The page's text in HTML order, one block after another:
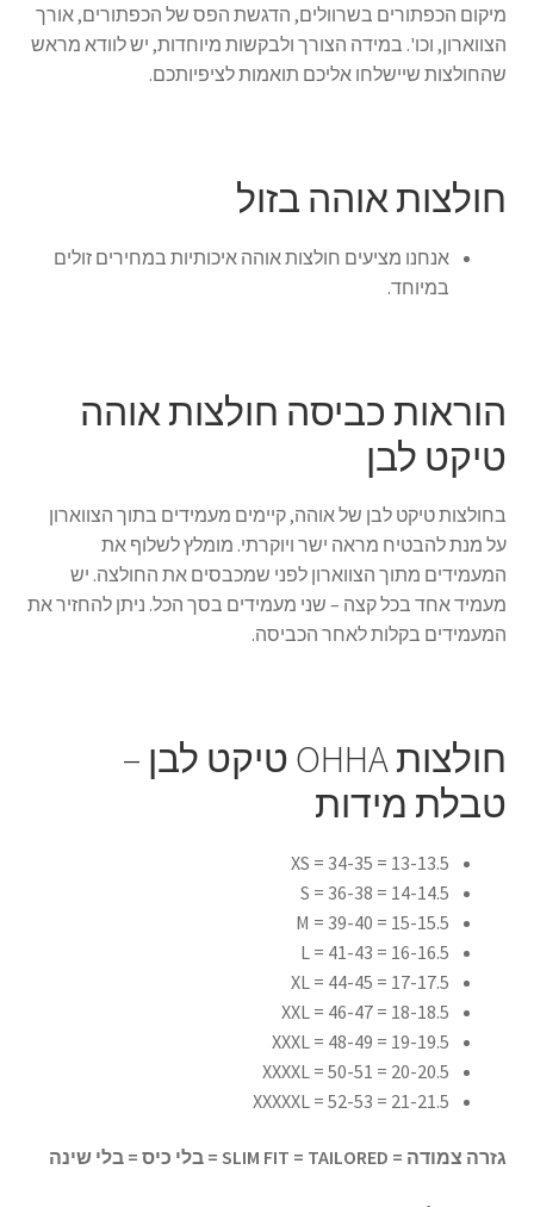
מיקום הכפתורים בשרוולים, הדגשת הפס של הכפתורים, אורך
הצווארון, וכו'. במידה הצורך ולבקשות מיוחדות, יש לוודא מראש
שהחולצות שיישלחו אליכם תואמות לציפיותכם.
חולצות אוהה בזול
אנחנו מציעים חולצות אוהה איכותיות במחירים זולים
במיוחד.
הוראות כביסה חולצות אוהה
טיקט לבן
בחולצות טיקט לבן של אוהה, קיימים מעמידים בתוך הצווארון
על מנת להבטיח מראה ישר ויוקרתי. מומלץ לשלוף את
המעמידים מתוך הצווארון לפני שמכבסים את החולצה. יש
מעמיד אחד בכל קצה – שני מעמידים בסך הכל. ניתן להחזיר את
המעמידים בקלות לאחר הכביסה.
חולצות OHHA טיקט לבן –
טבלת מידות
13-13.5 = 34-35 = XS
14-14.5 = 36-38 = S
15-15.5 = 39-40 = M
16-16.5 = 41-43 = L
17-17.5 = 44-45 = XL
18-18.5 = 46-47 = XXL
19-19.5 = 48-49 = XXXL
20-20.5 = 50-51 = XXXXL
21-21.5 = 52-53 = XXXXXL
גזרה צמודה = SLIM FIT = TAILORED = בלי כיס = בלי שינה